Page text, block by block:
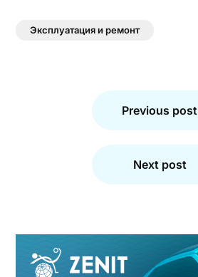
Эксплуатация и ремонт
Previous post
Next post